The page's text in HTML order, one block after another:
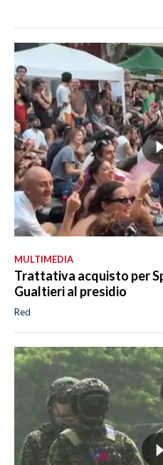
MULTIMEDIA
Trattativa acquisto per
Gualtieri al presidio
Red